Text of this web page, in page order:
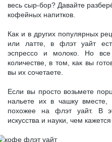
весь сыр-бор? Давайте
кофейных напитков.
Как и в других популярных
или латте, в флэт уайт
эспрессо и молоко. Но
количестве, в том, как вы
вы их сочетаете.
Если вы просто возьмете
нальете их в чашку вместе,
похожее на флэт уайт. В
искусства и науки, чем